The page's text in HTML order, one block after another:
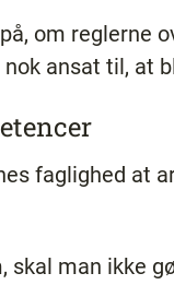
om reglerne
ansat til, at
faglighed at
skal man ikke